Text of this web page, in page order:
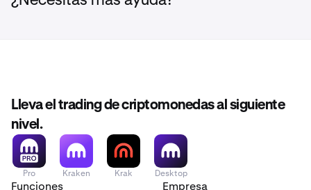
después de cuatro confirmaciones, lo que lleva
Lleva el trading de criptomonedas al siguiente
nivel.
Pro Kraken Krak Desktop
Funciones Empresa